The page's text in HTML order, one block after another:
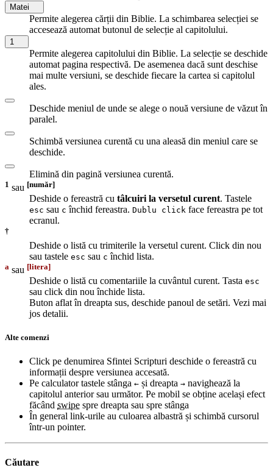
Matei
Permite alegerea cărții din Biblie. La schimbarea selecției se
accesează automat butonul de selecție al capitolului.
1
Permite alegerea capitolului din Biblie. La selecție se deschide
automat pagina respectivă. De asemenea dacă sunt deschise
mai multe versiuni, se deschide fiecare la cartea si capitolul
ales.
Deschide meniul de unde se alege o nouă versiune de văzut în
paralel.
Schimbă versiunea curentă cu una aleasă din meniul care se
deschide.
Elimină din pagină versiunea curentă.
1 sau [număr]
Deshide o fereastră cu tâlcuiri la versetul curent. Tastele
esc sau c închid fereastra. Dublu click face fereastra pe tot
ecranul.
†
Deshide o listă cu trimiterile la versetul curent. Click din nou
sau tastele esc sau c închid lista.
a sau [litera]
Deshide o listă cu comentariile la cuvântul curent. Tasta esc
sau click din nou închide lista.
Buton aflat în dreapta sus, deschide panoul de setări. Vezi mai
jos detalii.
Alte comenzi
Click pe denumirea Sfintei Scripturi deschide o fereastră cu
informații despre versiunea accesată.
Pe calculator tastele stânga ← și dreapta → navighează la
capitolul anterior sau următor. Pe mobil se obține același efect
făcând swipe spre dreapta sau spre stânga
În general link-urile au culoarea albastră și schimbă cursorul
într-un pointer.
Căutare